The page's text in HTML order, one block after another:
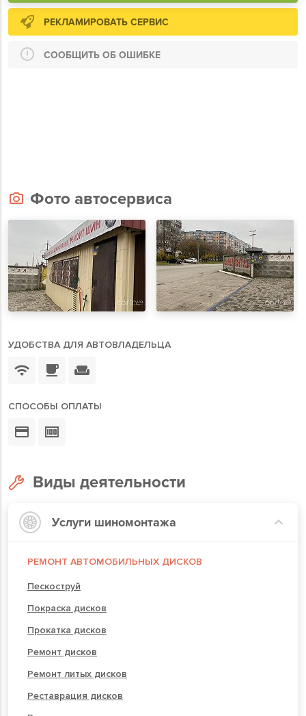
РЕКЛАМИРОВАТЬ СЕРВИС
СООБЩИТЬ ОБ ОШИБКЕ
Фото автосервиса
УДОБСТВА ДЛЯ АВТОВЛАДЕЛЬЦА
СПОСОБЫ ОПЛАТЫ
Виды деятельности
Услуги шиномонтажа
РЕМОНТ АВТОМОБИЛЬНЫХ ДИСКОВ
Пескоструй
Покраска дисков
Прокатка дисков
Ремонт дисков
Ремонт литых дисков
Реставрация дисков